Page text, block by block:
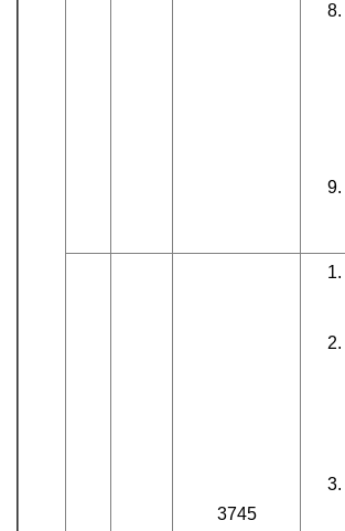
3745